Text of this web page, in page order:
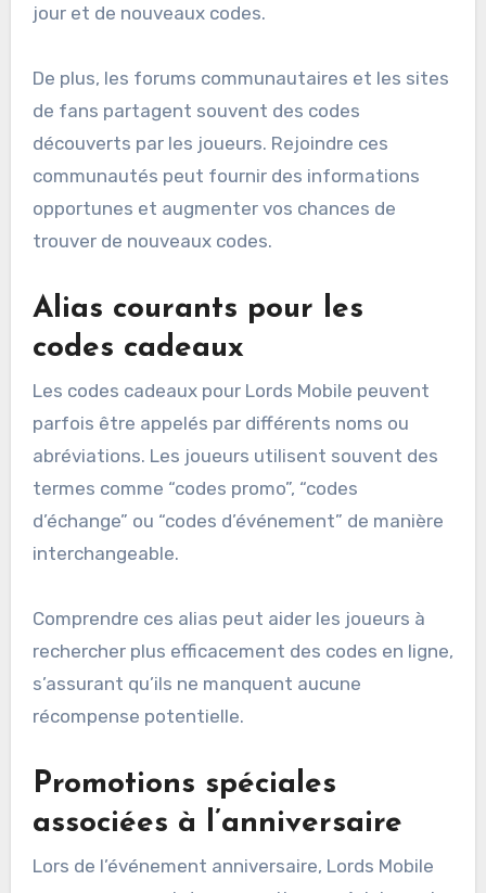
jour et de nouveaux codes.
De plus, les forums communautaires et les sites
de fans partagent souvent des codes
découverts par les joueurs. Rejoindre ces
communautés peut fournir des informations
opportunes et augmenter vos chances de
trouver de nouveaux codes.
Alias courants pour les
codes cadeaux
Les codes cadeaux pour Lords Mobile peuvent
parfois être appelés par différents noms ou
abréviations. Les joueurs utilisent souvent des
termes comme “codes promo”, “codes
d’échange” ou “codes d’événement” de manière
interchangeable.
Comprendre ces alias peut aider les joueurs à
rechercher plus efficacement des codes en ligne,
s’assurant qu’ils ne manquent aucune
récompense potentielle.
Promotions spéciales
associées à l’anniversaire
Lors de l’événement anniversaire, Lords Mobile